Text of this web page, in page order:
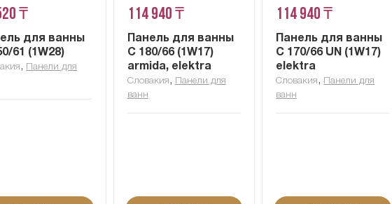
₸
для ванны
61 (1W28)
, Панели для
114 940 ₸
Панель для ванны
C 180/66 (1W17)
armida, elektra
Словакия ,
Панели для
ванн
114 940 ₸
Панель для ванны
C 170/66 UN (1W17)
elektra
Словакия ,
Панели для
ванн